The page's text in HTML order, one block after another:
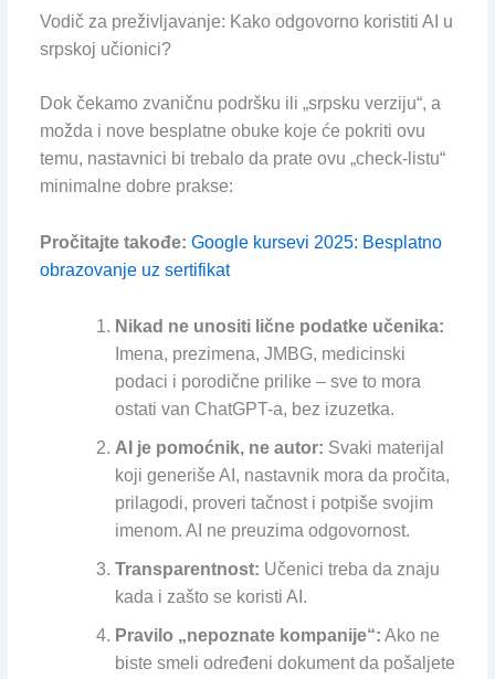
Vodič za preživljavanje: Kako odgovorno koristiti AI u
srpskoj učionici?
Dok čekamo zvaničnu podršku ili „srpsku verziju“, a
možda i nove besplatne obuke koje će pokriti ovu
temu, nastavnici bi trebalo da prate ovu „check-listu“
minimalne dobre prakse:
Pročitajte takođe: Google kursevi 2025: Besplatno
obrazovanje uz sertifikat
Nikad ne unositi lične podatke učenika:
Imena, prezimena, JMBG, medicinski
podaci i porodične prilike – sve to mora
ostati van ChatGPT-a, bez izuzetka.
AI je pomoćnik, ne autor: Svaki materijal
koji generiše AI, nastavnik mora da pročita,
prilagodi, proveri tačnost i potpiše svojim
imenom. AI ne preuzima odgovornost.
Transparentnost: Učenici treba da znaju
kada i zašto se koristi AI.
Pravilo „nepoznate kompanije“: Ako ne
biste smeli određeni dokument da pošaljete